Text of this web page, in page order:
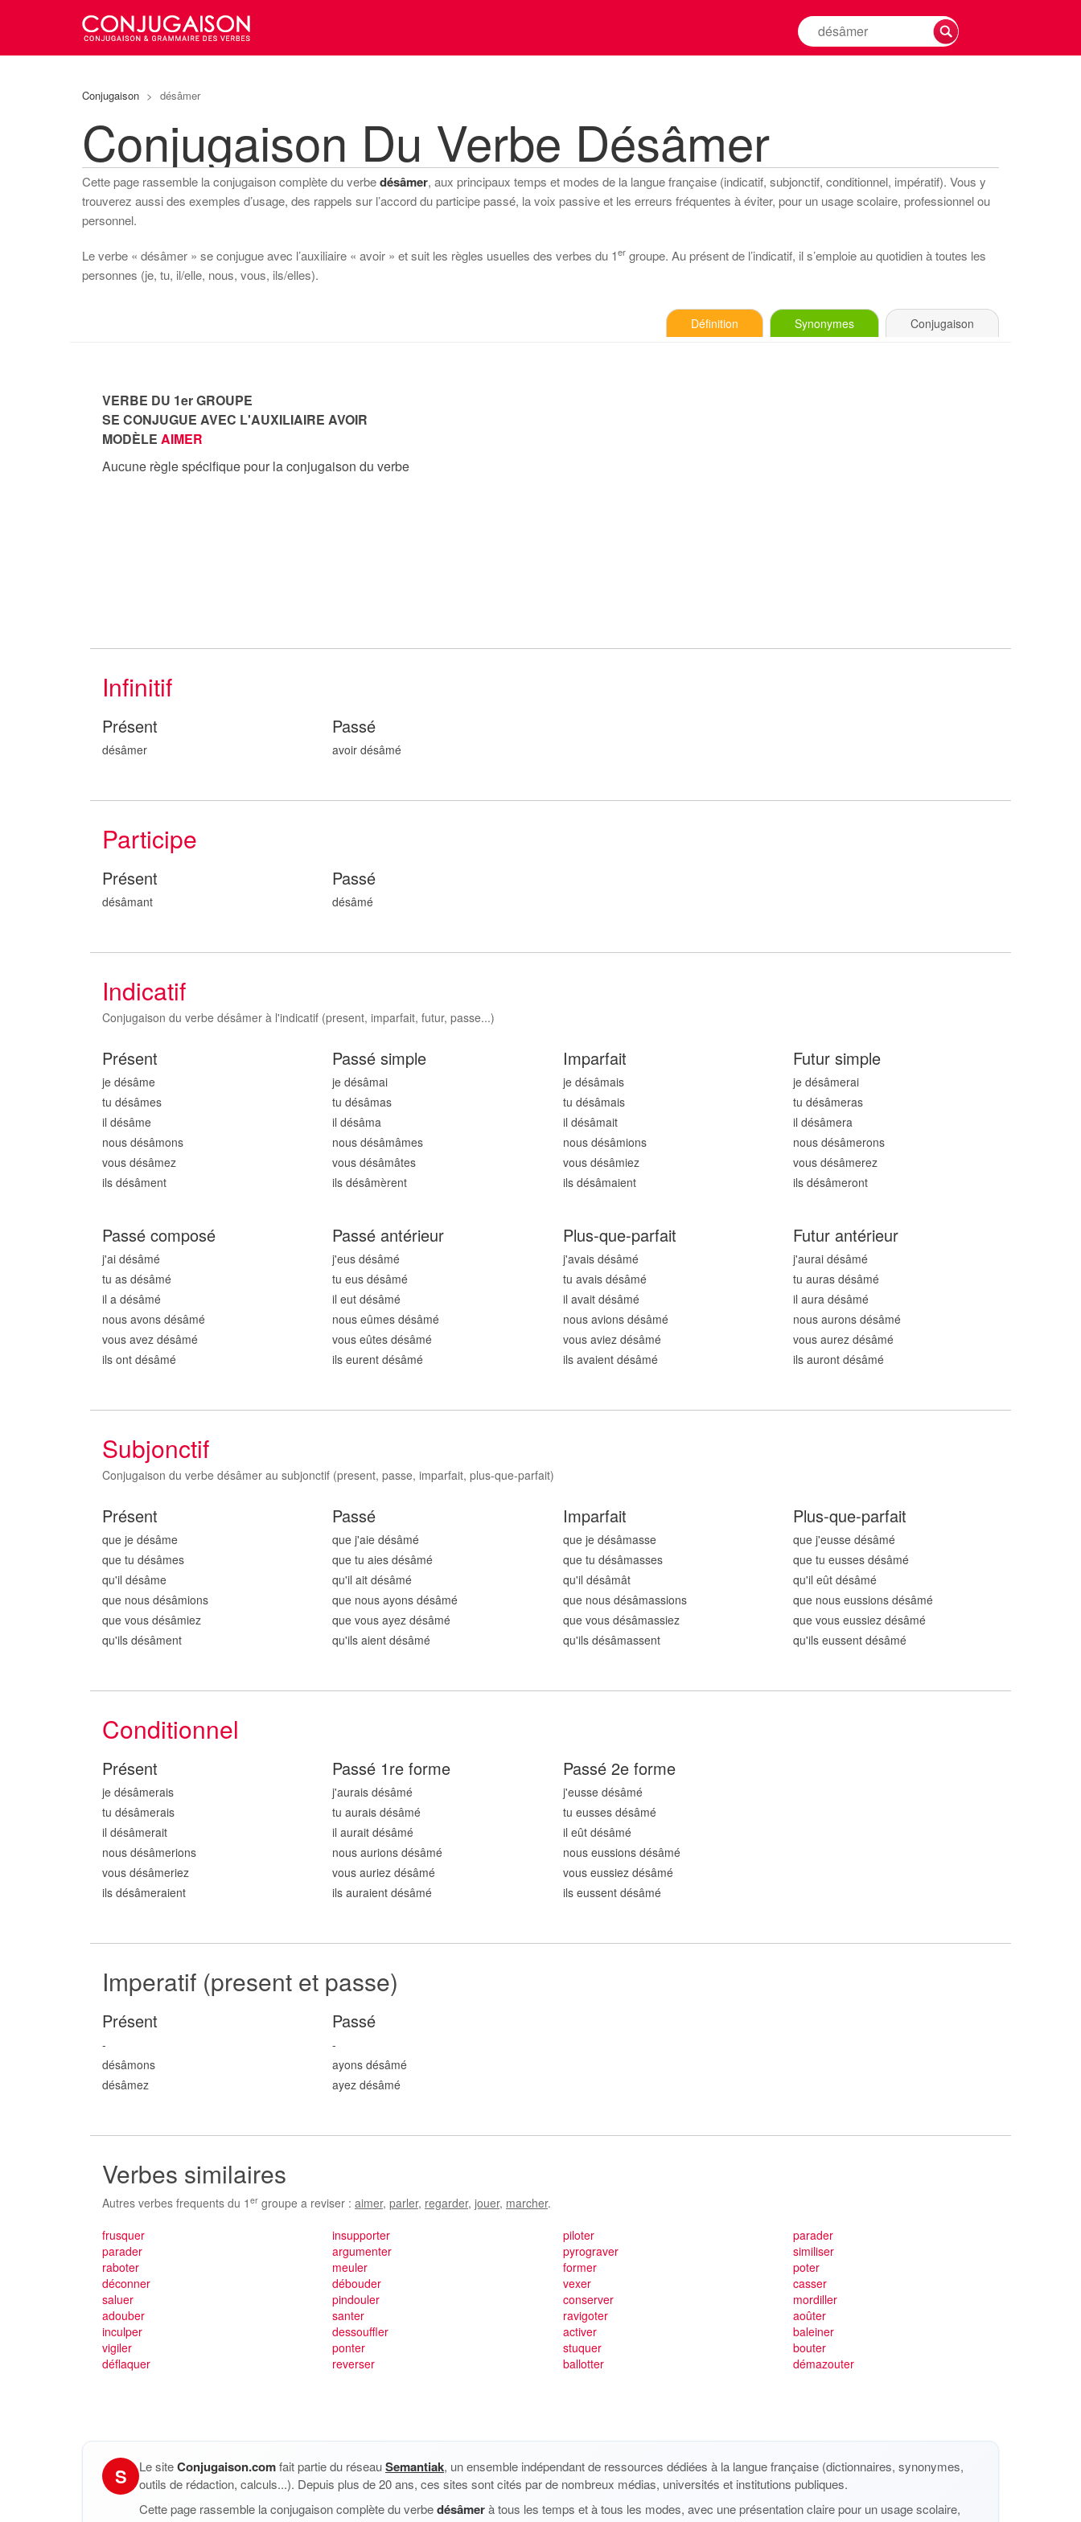
Rechercher
la
Conjugaison > désâmer
Conjugaison Du Verbe Désâmer
Cette page rassemble la conjugaison complète du verbedésâmer, aux principaux temps et modes de la langue française (indicatif, subjonctif, conditionnel, impératif). Vous y
trouverez aussi des exemples d’usage, des rappels sur l’accord du participe passé, la voix passive et les erreurs fréquentes à éviter, pour un usage scolaire, professionnel ou
personnel.
Le verbe « désâmer » se conjugue avec l’auxiliaire « avoir » et suit les règles usuelles des verbes du 1er groupe. Au présent de l’indicatif, il s’emploie au quotidien à toutes les
personnes (je, tu, il/elle, nous, vous, ils/elles).
Définition Synonymes Conjugaison
VERBE DU 1er GROUPE
SE CONJUGUE AVEC L'AUXILIAIRE AVOIR
MODÈLE AIMER
Aucune règle spécifique pour la conjugaison du verbe
Infinitif
Présent
désâmer
Passé
avoir désâmé
Participe
Présent
désâmant
Passé
désâmé
Indicatif
Conjugaison du verbe désâmer à l'indicatif (present, imparfait, futur, passe...)
Présent
je désâme
tu désâmes
il désâme
nous désâmons
vous désâmez
ils désâment
Passé simple
je désâmai
tu désâmas
il désâma
nous désâmâmes
vous désâmâtes
ils désâmèrent
Imparfait
je désâmais
tu désâmais
il désâmait
nous désâmions
vous désâmiez
ils désâmaient
Futur simple
je désâmerai
tu désâmeras
il désâmera
nous désâmerons
vous désâmerez
ils désâmeront
Passé composé
j'ai désâmé
tu as désâmé
il a désâmé
nous avons désâmé
vous avez désâmé
ils ont désâmé
Passé antérieur
j'eus désâmé
tu eus désâmé
il eut désâmé
nous eûmes désâmé
vous eûtes désâmé
ils eurent désâmé
Plus-que-parfait
j'avais désâmé
tu avais désâmé
il avait désâmé
nous avions désâmé
vous aviez désâmé
ils avaient désâmé
Futur antérieur
j'aurai désâmé
tu auras désâmé
il aura désâmé
nous aurons désâmé
vous aurez désâmé
ils auront désâmé
Subjonctif
Conjugaison du verbe désâmer au subjonctif (present, passe, imparfait, plus-que-parfait)
Présent
que je désâme
que tu désâmes
qu'il désâme
que nous désâmions
que vous désâmiez
qu'ils désâment
Passé
que j'aie désâmé
que tu aies désâmé
qu'il ait désâmé
que nous ayons désâmé
que vous ayez désâmé
qu'ils aient désâmé
Imparfait
que je désâmasse
que tu désâmasses
qu'il désâmât
que nous désâmassions
que vous désâmassiez
qu'ils désâmassent
Plus-que-parfait
que j'eusse désâmé
que tu eusses désâmé
qu'il eût désâmé
que nous eussions désâmé
que vous eussiez désâmé
qu'ils eussent désâmé
Conditionnel
Présent
je désâmerais
tu désâmerais
il désâmerait
nous désâmerions
vous désâmeriez
ils désâmeraient
Passé 1re forme
j'aurais désâmé
tu aurais désâmé
il aurait désâmé
nous aurions désâmé
vous auriez désâmé
ils auraient désâmé
Passé 2e forme
j'eusse désâmé
tu eusses désâmé
il eût désâmé
nous eussions désâmé
vous eussiez désâmé
ils eussent désâmé
Imperatif (present et passe)
Présent
-
désâmons
désâmez
Passé
-
ayons désâmé
ayez désâmé
Verbes similaires
Autres verbes frequents du 1 er groupe a reviser : aimer, parler, regarder, jouer, marcher.
frusquer
parader
raboter
déconner
saluer
adouber
inculper
vigiler
déflaquer
insupporter
argumenter
meuler
débouder
pindouler
santer
dessouffler
ponter
reverser
piloter
pyrograver
former
vexer
conserver
ravigoter
activer
stuquer
ballotter
parader
similiser
poter
casser
mordiller
aoûter
baleiner
bouter
démazouter
S Le siteConjugaison.comfait partie du réseauSemantiak, un ensemble indépendant de ressources dédiées à la langue française (dictionnaires, synonymes,
outils de rédaction, calculs...). Depuis plus de 20 ans, ces sites sont cités par de nombreux médias, universités et institutions publiques.
Cette page rassemble la conjugaison complète du verbedésâmerà tous les temps et à tous les modes, avec une présentation claire pour un usage scolaire,